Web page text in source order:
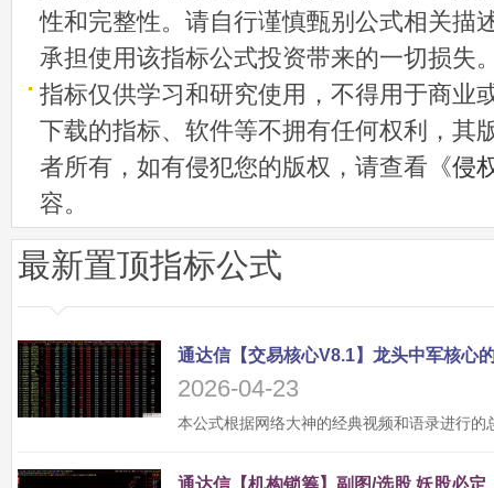
性和完整性。请自行谨慎甄别公式相关描
承担使用该指标公式投资带来的一切损失
指标仅供学习和研究使用，不得用于商业
下载的指标、软件等不拥有任何权利，其
者所有，如有侵犯您的版权，请查看《侵
容。
最新置顶指标公式
2026-04-23